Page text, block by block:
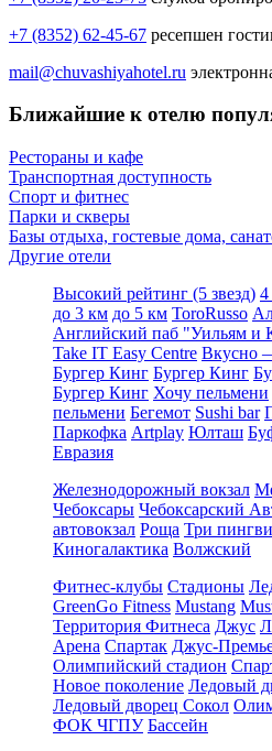
+7 (8352) 62-45-67 ресепшен
mail@chuvashiyahotel.ru
Ближайшие к отелю
Рестораны и кафе
Транспортная доступность
Спорт и фитнес
Парки и скверы
Базы отдыха, гостевые дома,
Другие отели
Высокий рейтинг (5 звезд) 4
до 3 км до 5 км ToroRusso
Английский паб "Уильям и
Take IT Easy Centre Вкусно
Бургер Кинг Бургер Кинг
Бургер Кинг Хочу пельмени
пельмени Бегемот Sushi bar
Паркофка Artplay Юлташ
Евразия
Железнодорожный вокзал
Чебоксары Чебоксарский
автовокзал Роща Три
Киногалактика Волжский
Фитнес-клубы Стадионы
GreenGo Fitness Mustang
Территория Фитнеса Джус
Арена Спартак Джус-
Олимпийский стадион
Новое поколение Ледовый
Ледовый дворец Сокол
ФОК ЧГПУ Бассейн